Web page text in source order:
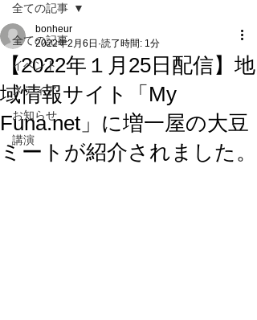
全ての記事
イベント
メディア
お知らせ
講演
全ての記事
【2022年１月25日配信】地
域情報サイト「My
Funa.net」に増一屋の大豆
ミートが紹介されました。
bonheur
2022年2月6日 読了時間: 1分